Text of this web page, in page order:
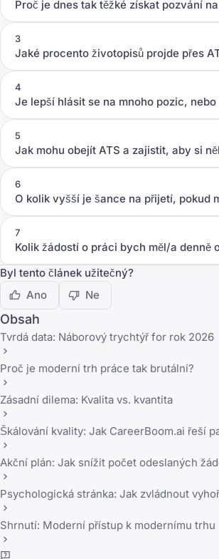
Proč je dnes tak těžké získat pozvání
3
Jaké procento životopisů projde přes
4
Je lepší hlásit se na mnoho pozic,
5
Jak mohu obejít ATS a zajistit, aby si
6
O kolik vyšší je šance na přijetí, pokud
7
Kolik žádostí o práci bych měl/a denně
Byl tento článek užitečný?
Ano
Ne
Obsah
Tvrdá data: Náborový trychtýř for rok 2026
Proč je moderní trh práce tak brutální?
Zásadní dilema: Kvalita vs. kvantita
Škálování kvality: Jak CareerBoom.ai řeší
Akční plán: Jak snížit počet odeslaných
Psychologická stránka: Jak zvládnout
Shrnutí: Moderní přístup k modernímu trhu